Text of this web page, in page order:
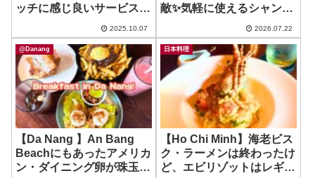
ッチに感じ良いサービス ~
2025.10.07
敵✨気軽に使えるシャンパ
Champagne Bar
2026.07.22
@Danang
【Da Nang 】An Bang
Beachにもあったアメリカ
ン・ダイニング卵が珠玉の
日本料理
【Ho Chi Minh】海老ビス
ク・ラーメンは終わったけ
ど、エビリゾットはレギュ